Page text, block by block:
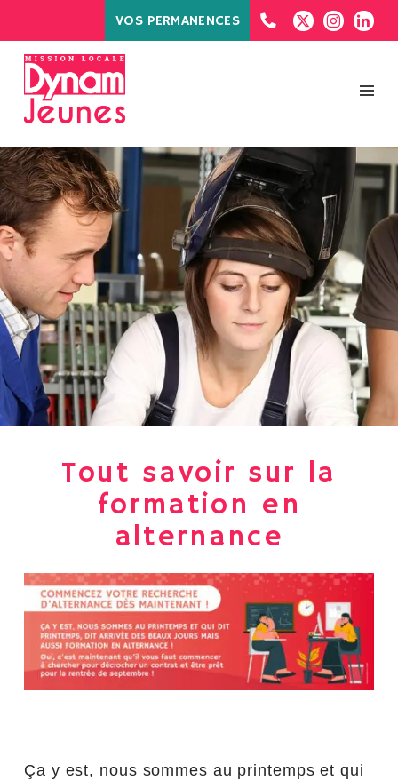
VOS PERMANENCES
Tout savoir sur la
formation en
alternance
Ça y est, nous sommes au printemps et qui